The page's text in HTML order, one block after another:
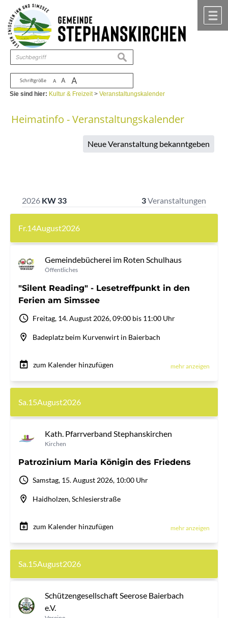
Zum Inhalt ,zur Navigation
Schriftgröße A A A
suchen
Sie sind hier: Kultur & Freizeit>Veranstaltungskalender
Heimatinfo - Veranstaltungskalender